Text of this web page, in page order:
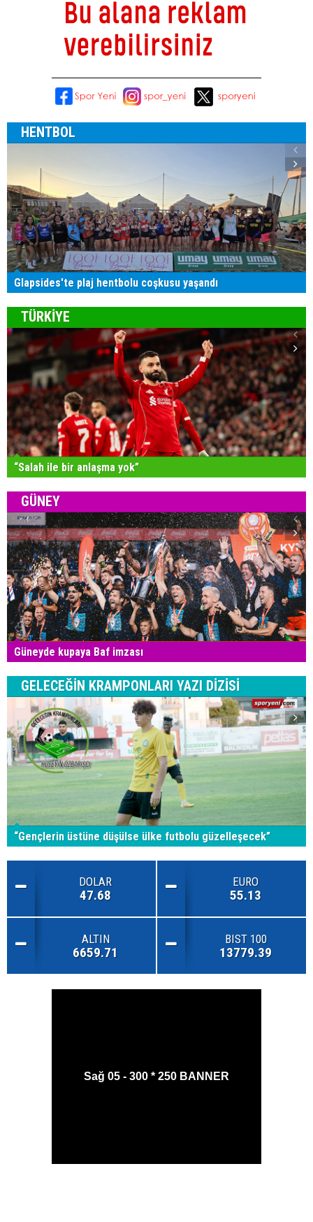
HENTBOL
Glapsides'te plaj hentbolu coşkusu yaşandı
TÜRKİYE
“Salah ile bir anlaşma yok”
GÜNEY
Güneyde kupaya Baf imzası
GELECEĞİN KRAMPONLARI YAZI DİZİSİ
“Gençlerin üstüne düşülse ülke futbolu güzelleşecek”
DOLAR
47.68
EURO
55.13
ALTIN
6659.71
BIST 100
13779.39
Sağ 05 - 300 * 250 BANNER